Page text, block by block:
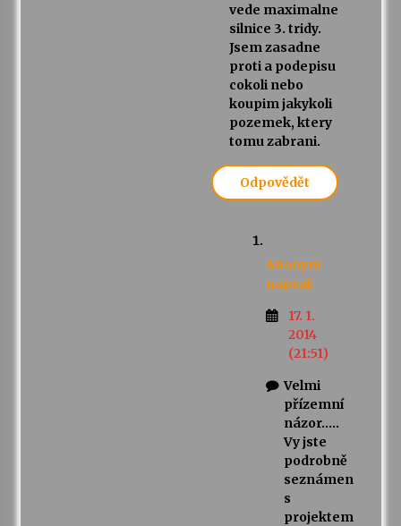
vede maximalne
silnice 3. tridy.
Jsem zasadne
proti a podepisu
cokoli nebo
koupim jakykoli
pozemek, ktery
tomu zabrani.
Odpovědět
Anonym
napsal:
17. 1.
2014
(21:51)
Velmi
přízemní
názor…..
Vy jste
podrobně
seznámen
s
projektem